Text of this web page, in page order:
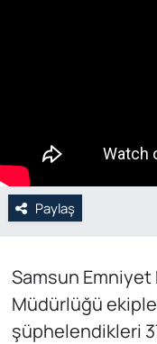
Paylaş
Samsun
Müdürlüğü
şüphelendikleri
Yerel